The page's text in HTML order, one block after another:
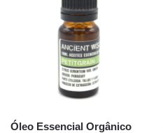
Óleo Essencial Orgânico